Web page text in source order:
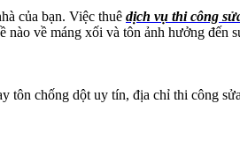
của bạn. Việc thuê dịch vụ thi công
về máng xối và tôn ảnh hưởng đến
tôn chống dột uy tín, địa chỉ thi công